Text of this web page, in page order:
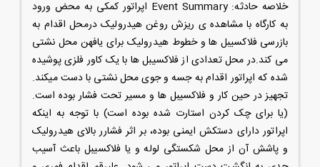
خلاصه حادثه: Event Summary اپراتور کمکی به محض ورود
به کارگاه با مشاهده ی ریزش روغن هیدرولیک درمحل اقدام به
بازرسی فلاکسیبل ها و خطوط هیدرولیک برای یافهن محل نشتی
می کند.در محل تعدادی از فلاکسیبل ها با یک کاور فلزی پوشیده
شده که اپراتور اقدام به جسه و جوی محل نشتی با دست میکند.
تجهیز در حین کار و فلاکسیبل ها و مسیر تحت فشار بوده است.
(یا برای چک کردن استارت شده بوده است) با توجه به اینکه
اپراتور دارای دستکش ایمنی بوده، بر اثر فشارر بالای هیدرولیک
و پاشش آن از محل شکستگی لوله و یا فلاکسیبل باعث آسیب